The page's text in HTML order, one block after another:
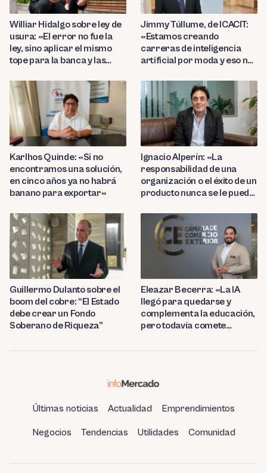
Williar Hidalgo sobre ley de
usura: «El error no fue la
ley, sino aplicar el mismo
tope para la banca y las
Jimmy Túllume, de ICACIT:
«Estamos creando
carreras de inteligencia
artificial por moda y eso no
competentes»
Karlhos Quinde: «Si no
encontramos una solución,
en cinco años ya no habrá
banano para exportar»
Ignacio Alperín: «La
responsabilidad de una
organización o el éxito de un
producto nunca se le puede
Guillermo Dulanto sobre el
boom del cobre: “El Estado
debe crear un Fondo
Soberano de Riqueza”
Eleazar Becerra: «La IA
llegó para quedarse y
complementa la educación,
pero todavía comete
Últimas noticias Actualidad Emprendimientos
Negocios Tendencias Utilidades Comunidad